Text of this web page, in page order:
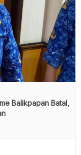
Balikpapan Batal,